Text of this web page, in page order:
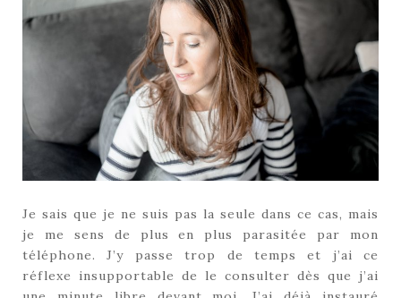
Je sais que je ne suis pas la seule dans ce cas, mais
je me sens de plus en plus parasitée par mon
téléphone. J’y passe trop de temps et j’ai ce
réflexe insupportable de le consulter dès que j’ai